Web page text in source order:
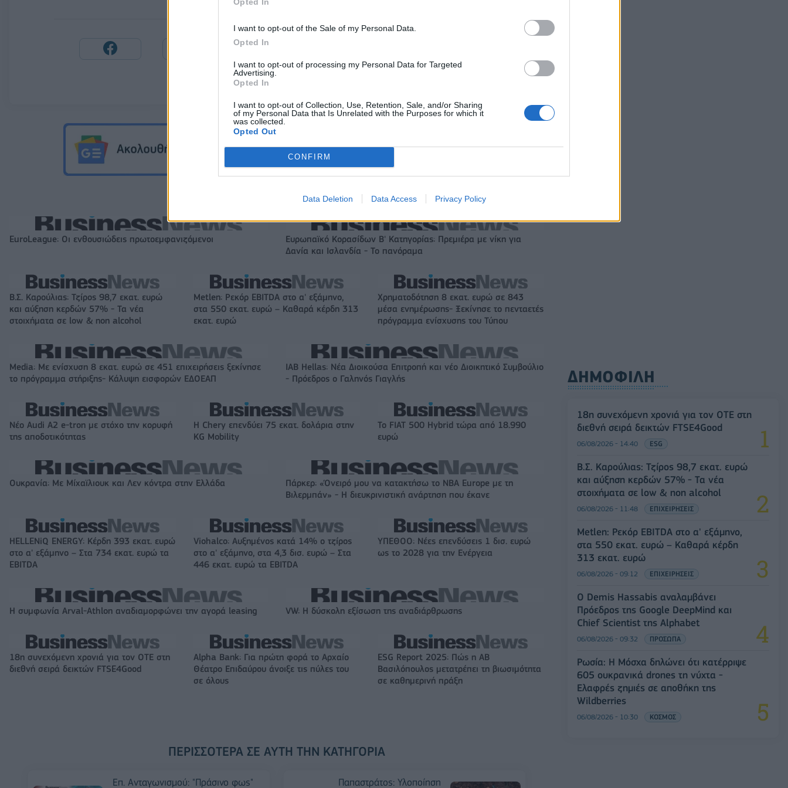
I want to opt-out of the Sale of my Personal Data.
Opted In
I want to opt-out of processing my Personal Data for Targeted
Advertising.
Opted In
I want to opt-out of Collection, Use, Retention, Sale, and/or Sharing
of my Personal Data that Is Unrelated with the Purposes for which it
was collected.
Opted Out
CONFIRM
Data Deletion Data Access Privacy Policy
EuroLeague: Οι ενθουσιώδεις πρωτοεμφανιζόμενοι
Ευρωπαϊκό Κορασίδων Β' Κατηγορίας: Πρεμιέρα με νίκη για
Δανία και Ισλανδία - Το πανόραμα
Β.Σ. Καρούλιας: Τζίρος 98,7 εκατ. ευρώ
και αύξηση κερδών 57% - Τα νέα
στοιχήματα σε low & non alcohol
Metlen: Ρεκόρ EBITDA στο α' εξάμηνο,
στα 550 εκατ. ευρώ – Καθαρά κέρδη 313
εκατ. ευρώ
Χρηματοδότηση 8 εκατ. ευρώ σε 843
μέσα ενημέρωσης- Ξεκίνησε το πενταετές
πρόγραμμα ενίσχυσης του Τύπου
Media: Με ενίσχυση 8 εκατ. ευρώ σε 451 επιχειρήσεις ξεκίνησε
το πρόγραμμα στήριξης- Κάλυψη εισφορών ΕΔΟΕΑΠ
IAB Hellas: Νέα Διοικούσα Επιτροπή και νέο Διοικητικό Συμβούλιο
- Πρόεδρος ο Γαληνός Γιαγλής
Νέο Audi A2 e-tron με στόχο την κορυφή
της αποδοτικότητας
Η Chery επενδύει 75 εκατ. δολάρια στην
KG Mobility
Το FIAT 500 Hybrid τώρα από 18.990
ευρώ
Ουκρανία: Με Μίχαϊλιουκ και Λεν κόντρα στην Ελλάδα
Πάρκερ: «Όνειρό μου να κατακτήσω το ΝΒΑ Europe με τη
Βιλερμπάν» - Η διευκρινιστική ανάρτηση που έκανε
HELLENiQ ENERGY: Κέρδη 393 εκατ. ευρώ
στο α' εξάμηνο – Στα 734 εκατ. ευρώ τα
EBITDA
Viohalco: Αυξημένος κατά 14% ο τζίρος
στο α' εξάμηνο, στα 4,3 δισ. ευρώ – Στα
446 εκατ. ευρώ τα EBITDA
ΥΠΕΘΟΟ: Νέες επενδύσεις 1 δισ. ευρώ
ως το 2028 για την Ενέργεια
Η συμφωνία Arval-Athlon αναδιαμορφώνει την αγορά leasing VW: Η δύσκολη εξίσωση της αναδιάρθρωσης
18η συνεχόμενη χρονιά για τον ΟΤΕ στη
διεθνή σειρά δεικτών FTSE4Good
Alpha Bank: Για πρώτη φορά το Αρχαίο
Θέατρο Επιδαύρου άνοιξε τις πύλες του
σε όλους
ESG Report 2025: Πώς η ΑΒ
Βασιλόπουλος μετατρέπει τη βιωσιμότητα
σε καθημερινή πράξη
ΠΕΡΙΣΣΌΤΕΡΑ ΣΕ ΑΥΤΉ ΤΗΝ ΚΑΤΗΓΟΡΊΑ
Επ. Ανταγωνισμού: "Πράσινο φως" Παπαστράτος: Υλοποίηση
ΔΗΜΟΦΙΛΗ
18η συνεχόμενη χρονιά για τον ΟΤΕ στη
διεθνή σειρά δεικτών FTSE4Good
06/08/2026 - 14:40 ESG
Β.Σ. Καρούλιας: Τζίρος 98,7 εκατ. ευρώ
και αύξηση κερδών 57% - Τα νέα
στοιχήματα σε low & non alcohol
06/08/2026 - 11:48 ΕΠΙΧΕΙΡΗΣΕΙΣ
Metlen: Ρεκόρ EBITDA στο α' εξάμηνο,
στα 550 εκατ. ευρώ – Καθαρά κέρδη
313 εκατ. ευρώ
06/08/2026 - 09:12 ΕΠΙΧΕΙΡΗΣΕΙΣ
Ο Demis Hassabis αναλαμβάνει
Πρόεδρος της Google DeepMind και
Chief Scientist της Alphabet
06/08/2026 - 09:32 ΠΡΟΣΩΠΑ
Ρωσία: Η Μόσχα δηλώνει ότι κατέρριψε
605 ουκρανικά drones τη νύχτα -
Ελαφρές ζημιές σε αποθήκη της
Wildberries
06/08/2026 - 10:30 ΚΟΣΜΟΣ